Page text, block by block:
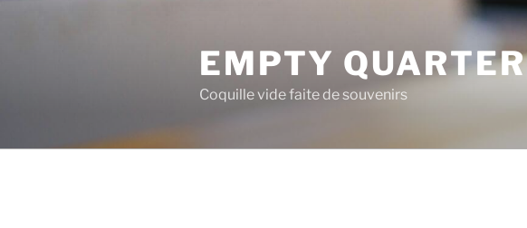
EMPTY QUARTER
Coquille vide faite de souvenirs